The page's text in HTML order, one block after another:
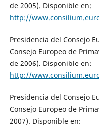
de 2005). Disponible en:
http://
Presidencia del Consejo
Consejo Europeo de
de 2006). Disponible en:
http://
Presidencia del Consejo
Consejo Europeo de
2007). Disponible en: